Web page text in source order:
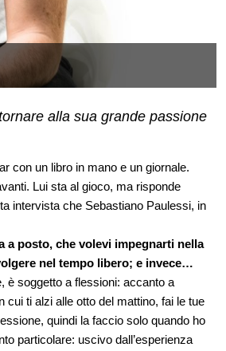
alla sua grande passione
con un libro in mano e un giornale.
Lui sta al gioco, ma risponde
intervista che Sebastiano Paulessi, in
a posto, che volevi impegnarti nella
nel tempo libero; e invece…
è soggetto a flessioni: accanto a
ti alzi alle otto del mattino, fai le tue
quindi la faccio solo quando ho
particolare: uscivo dall’esperienza